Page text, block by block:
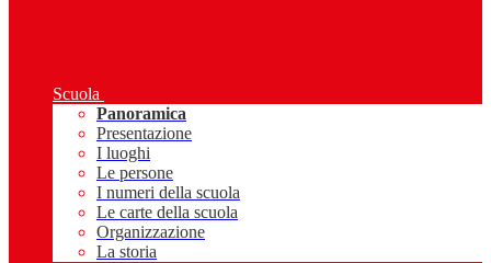
Scuola
Panoramica
Presentazione
I luoghi
Le persone
I numeri della scuola
Le carte della scuola
Organizzazione
La storia